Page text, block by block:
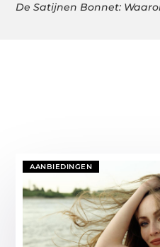
De Satijnen Bonnet:
AANBIEDINGEN